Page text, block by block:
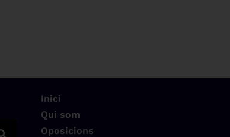
Inici
Qui som
Oposicions